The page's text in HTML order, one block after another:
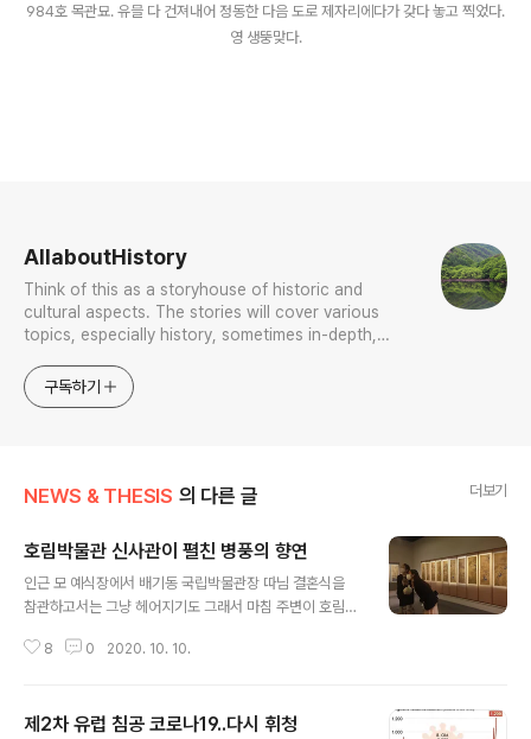
984호 목관묘. 유믈 다 건져내어 정동한 다음 도로 제자리에다가 갖다 놓고 찍었다.
영 생뚱맞다.
AllaboutHistory
Think of this as a storyhouse of historic and
cultural aspects. The stories will cover various
topics, especially history, sometimes in-depth,
approach will be to resist any common sense or
generalized viewpoint
구독하기
NEWS & THESIS 의 다른 글 더보기
호림박물관 신사관이 펼친 병풍의 향연
인근 모 예식장에서 배기동 국립박물관장 따님 결혼식을
참관하고서는 그냥 헤어지기도 그래서 마침 주변이 호림박
도 특별전을 끝낸 이곳이 이번엔 전을 개막한 소식은 들었
도도 이 자리를 빌려 소개했거니와 이번 정원전 역시 같은
8 0 2020. 10. 10.
제2차 유럽 침공 코로나19..다시 휘청